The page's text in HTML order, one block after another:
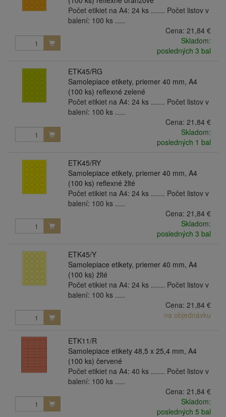
Počet etikiet na A4: 24 ks ....... Počet listov v
balení: 100 ks .....
Cena: 21,84 €
Skladom:
posledných 3 bal
ETK45/RG
Samolepiace etikety, priemer 40 mm, A4
(100 ks) reflexné zelené
Počet etikiet na A4: 24 ks ....... Počet listov v
balení: 100 ks .....
Cena: 21,84 €
Skladom:
posledných 1 bal
ETK45/RY
Samolepiace etikety, priemer 40 mm, A4
(100 ks) reflexné žlté
Počet etikiet na A4: 24 ks ....... Počet listov v
balení: 100 ks .....
Cena: 21,84 €
Skladom:
posledných 3 bal
ETK45/Y
Samolepiace etikety, priemer 40 mm, A4
(100 ks) žlté
Počet etikiet na A4: 24 ks ....... Počet listov v
balení: 100 ks .....
Cena: 21,84 €
na objednávku
ETK11/R
Samolepiace etikety 48,5 x 25,4 mm, A4
(100 ks) červené
Počet etikiet na A4: 40 ks ....... Počet listov v
balení: 100 ks .....
Cena: 21,84 €
Skladom:
posledných 5 bal